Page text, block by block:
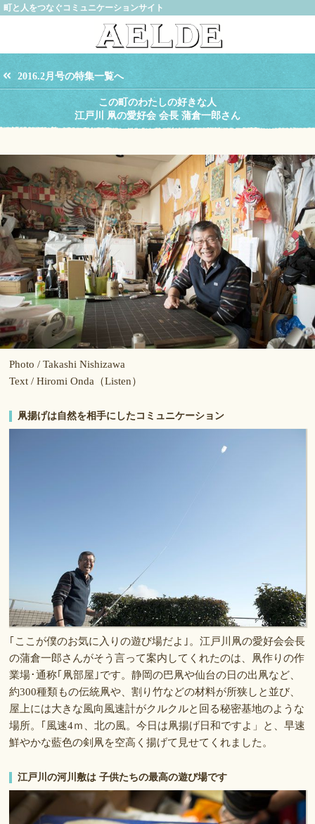
町と人をつなぐコミュニケーションサイト
2016.2月号の特集一覧へ
この町のわたしの好きな人
江戸川 凧の愛好会 会長 蒲倉一郎さん
Photo / Takashi Nishizawa
Text / Hiromi Onda（Listen）
凧揚げは自然を相手にしたコミュニケーション
｢ここが僕のお気に入りの遊び場だよ｣。江戸川凧の愛好会会長
の蒲倉一郎さんがそう言って案内してくれたのは、凧作りの作
業場･通称｢凧部屋｣です。静岡の巴凧や仙台の日の出凧など、
約300種類もの伝統凧や、割り竹などの材料が所狭しと並び、
屋上には大きな風向風速計がクルクルと回る秘密基地のような
場所。｢風速4ｍ、北の風。今日は凧揚げ日和ですよ」と、早速
鮮やかな藍色の剣凧を空高く揚げて見せてくれました。
江戸川の河川敷は 子供たちの最高の遊び場です